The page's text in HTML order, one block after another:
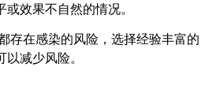
效果不自然的情况。
存在感染的风险，选择经验丰富的
减少风险。